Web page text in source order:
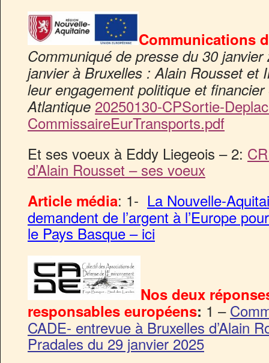
Communications
Communiqué de presse du 30
janvier à Bruxelles : Alain Rousset et
leur engagement politique et
Atlantique 20250130-CPSortie-
CommissaireEurTransports.pdf
Et ses voeux à Eddy Liegeois – 2:
d’Alain Rousset – ses voeux
Article média: 1- La Nouvelle-
demandent de l’argent à l’Europe
le Pays Basque – ici
Nos deux
responsables européens: 1 –
CADE- entrevue à Bruxelles d’Alain
Pradales du 29 janvier 2025